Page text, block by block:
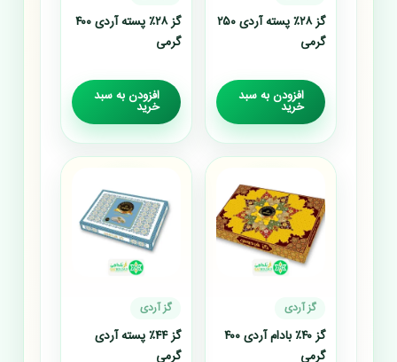
گز ۲۸٪ پسته آردی ۲۵۰
گرمی
افزودن به سبد
خرید
گز ۲۸٪ پسته آردی ۴۰۰
گرمی
افزودن به سبد
خرید
گز آردی
گز ۴۰٪ بادام آردی ۴۰۰
گرمی
گز آردی
گز ۴۴٪ پسته آردی
گرمی